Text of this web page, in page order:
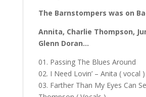
The Barnstompers was on
Annita, Charlie Thompson,
Glenn Doran…
01. Passing The Blues Around
02. I Need Lovin’ – Anita ( vocal )
03. Farther Than My Eyes Can